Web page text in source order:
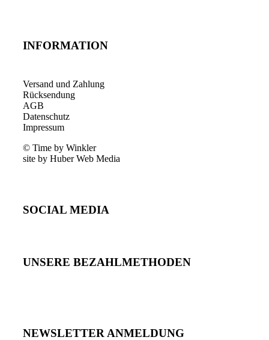
INFORMATION
Versand und Zahlung
Rücksendung
AGB
Datenschutz
Impressum
© Time by Winkler
site by Huber Web Media
SOCIAL MEDIA
UNSERE BEZAHLMETHODEN
NEWSLETTER ANMELDUNG